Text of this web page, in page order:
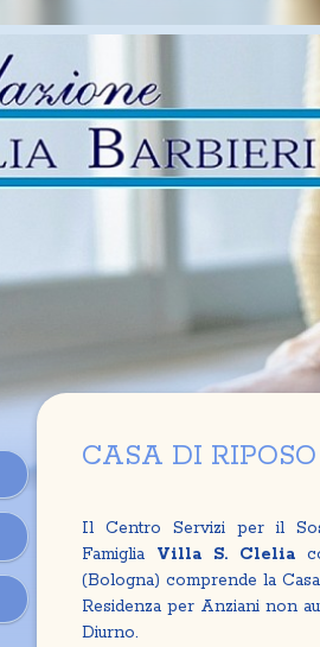
CASA DI
Il Centro Servizi per il
Famiglia Villa S. Clelia
(Bologna) comprende la
Residenza per Anziani non
Diurno.